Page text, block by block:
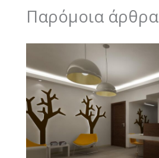
Παρόμοια άρθρα